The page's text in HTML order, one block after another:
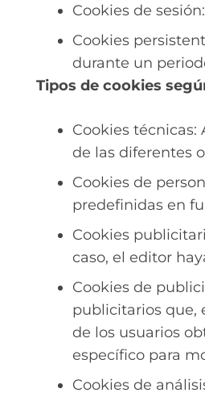
Cookies de
Cookies
durante un
Tipos de cookies
Cookies
de las diferentes
Cookies de
predefinidas en
Cookies
caso, el editor
Cookies de
publicitarios que,
de los usuarios
específico para
Cookies de